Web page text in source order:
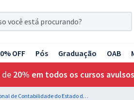
OFF Pós Graduação OAB
de 20% em todos os cursos
CRC SP - Conselho Regional de Contabilidade do Estado de São Paulo - Conhecimentos Básico para Todos os Cargos